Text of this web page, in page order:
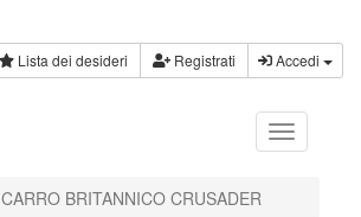
Lista dei desideri Registrati Accedi
CARRO BRITANNICO CRUSADER